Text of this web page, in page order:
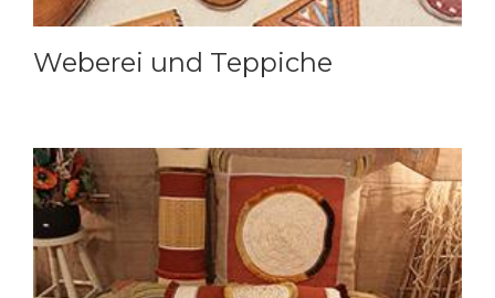
Weberei und Teppiche